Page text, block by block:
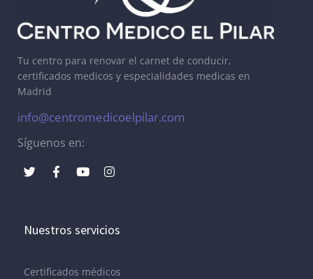
Tu centro para renovar el carnet de conducir,
certificados medicos y especialidades medicas en
Madrid
info@centromedicoelpilar.com
Síguenos en:
Nuestros servicios
Certificados médicos